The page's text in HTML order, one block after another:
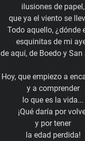
ilusiones de papel,
que ya el viento se
Todo aquello, ¿dónde
esquinitas de mi
de aquí, de Boedo y San
Hoy, que empiezo a
y a comprender
lo que es la vida...
¡Qué daría por
y por tener
la edad perdida!